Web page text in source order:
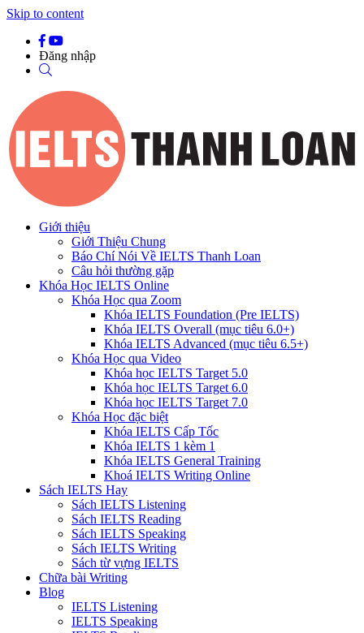
Skip to content
Đăng nhập
Giới thiệu
Giới Thiệu Chung
Báo Chí Nói Về IELTS Thanh Loan
Câu hỏi thường gặp
Khóa Học IELTS Online
Khóa Học qua Zoom
Khóa IELTS Foundation (Pre IELTS)
Khóa IELTS Overall (mục tiêu 6.0+)
Khóa IELTS Advanced (mục tiêu 6.5+)
Khóa Học qua Video
Khóa học IELTS Target 5.0
Khóa học IELTS Target 6.0
Khóa học IELTS Target 7.0
Khóa Học đặc biệt
Khóa IELTS Cấp Tốc
Khóa IELTS 1 kèm 1
Khóa IELTS General Training
Khoá IELTS Writing Online
Sách IELTS Hay
Sách IELTS Listening
Sách IELTS Reading
Sách IELTS Speaking
Sách IELTS Writing
Sách từ vựng IELTS
Chữa bài Writing
Blog
IELTS Listening
IELTS Speaking